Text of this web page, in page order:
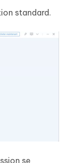
standard.
se